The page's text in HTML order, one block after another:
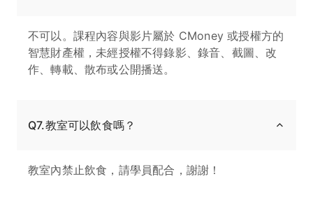
不可以。課程內容與影片屬於 CMoney 或授權方的
智慧財產權，未經授權不得錄影、錄音、截圖、改
作、轉載、散布或公開播送。
Q7.教室可以飲食嗎？
教室內禁止飲食，請學員配合，謝謝！